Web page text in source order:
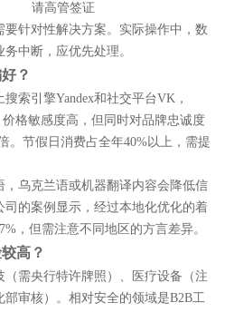
请高管签证
针对性解决方案。实际操作中，数
中断，应优先处理。
？
索引擎Yandex和社交平台VK，
价格敏感度高，但同时对品牌忠诚度
。节假日消费占全年40%以上，需提
乌克兰语或机器翻译内容会降低信
的案例显示，经过本地化优化的着
，但需注意不同地区的方言差异。
高？
需央行特许牌照）、医疗设备（注
审核）。相对安全的领域是B2B工